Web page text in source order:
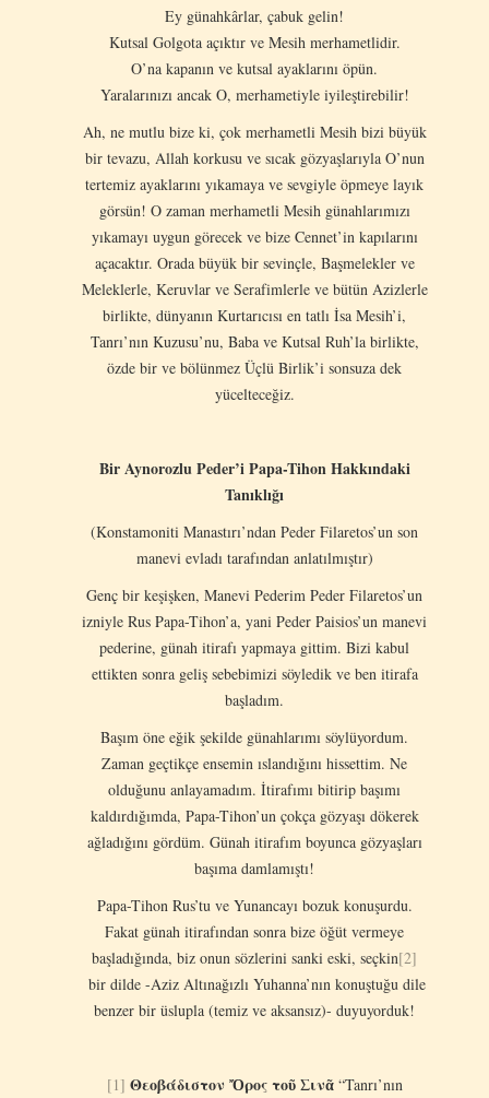
Ey günahkârlar, çabuk gelin!
Kutsal Golgota açıktır ve Mesih merhametlidir.
O’na kapanın ve kutsal ayaklarını öpün.
Yaralarınızı ancak O, merhametiyle iyileştirebilir!
Ah, ne mutlu bize ki, çok merhametli Mesih bizi büyük
bir tevazu, Allah korkusu ve sıcak gözyaşlarıyla O’nun
tertemiz ayaklarını yıkamaya ve sevgiyle öpmeye layık
görsün! O zaman merhametli Mesih günahlarımızı
yıkamayı uygun görecek ve bize Cennet’in kapılarını
açacaktır. Orada büyük bir sevinçle, Başmelekler ve
Meleklerle, Keruvlar ve Serafimlerle ve bütün Azizlerle
birlikte, dünyanın Kurtarıcısı en tatlı İsa Mesih’i,
Tanrı’nın Kuzusu’nu, Baba ve Kutsal Ruh’la birlikte,
özde bir ve bölünmez Üçlü Birlik’i sonsuza dek
yücelteceğiz.
Bir Aynorozlu Peder’i Papa-Tihon Hakkındaki
Tanıklığı
(Konstamoniti Manastırı’ndan Peder Filaretos’un son
manevi evladı tarafından anlatılmıştır)
Genç bir keşişken, Manevi Pederim Peder Filaretos’un
izniyle Rus Papa-Tihon’a, yani Peder Paisios’un manevi
pederine, günah itirafı yapmaya gittim. Bizi kabul
ettikten sonra geliş sebebimizi söyledik ve ben itirafa
başladım.
Başım öne eğik şekilde günahlarımı söylüyordum.
Zaman geçtikçe ensemin ıslandığını hissettim. Ne
olduğunu anlayamadım. İtirafımı bitirip başımı
kaldırdığımda, Papa-Tihon’un çokça gözyaşı dökerek
ağladığını gördüm. Günah itirafım boyunca gözyaşları
başıma damlamıştı!
Papa-Tihon Rus’tu ve Yunancayı bozuk konuşurdu.
Fakat günah itirafından sonra bize öğüt vermeye
başladığında, biz onun sözlerini sanki eski, seçkin[2]
bir dilde -Aziz Altınağızlı Yuhanna’nın konuştuğu dile
benzer bir üslupla (temiz ve aksansız)- duyuyorduk!
[1] Θεοβάδιστον Ὄρος τοῦ Σινᾶ“Tanrı’nın